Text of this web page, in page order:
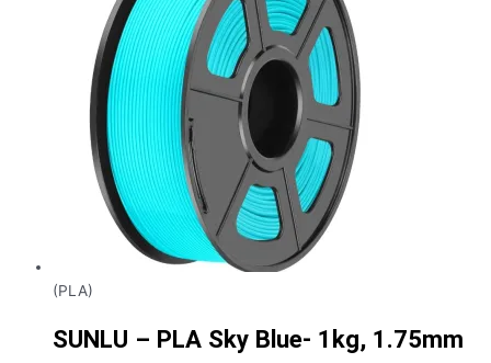
(PLA)
SUNLU – PLA Sky Blue- 1kg, 1.75mm